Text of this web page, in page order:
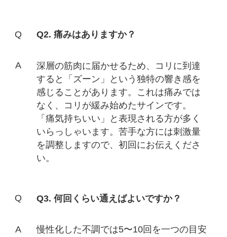
Q2. 痛みはありますか？
深層の筋肉に届かせるため、コリに到達
すると「ズーン」という独特の響き感を
感じることがあります。これは痛みでは
なく、コリが緩み始めたサインです。
「痛気持ちいい」と表現される方が多く
いらっしゃいます。苦手な方には刺激量
を調整しますので、初回にお伝えくださ
い。
Q3. 何回くらい通えばよいですか？
慢性化した不調では5〜10回を一つの目安